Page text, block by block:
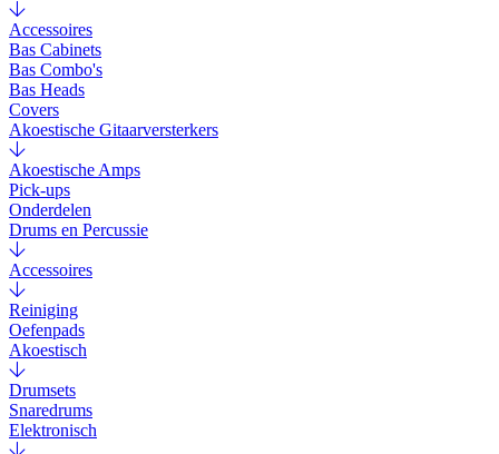
Accessoires
Bas Cabinets
Bas Combo's
Bas Heads
Covers
Akoestische Gitaarversterkers
Akoestische Amps
Pick-ups
Onderdelen
Drums en Percussie
Accessoires
Reiniging
Oefenpads
Akoestisch
Drumsets
Snaredrums
Elektronisch